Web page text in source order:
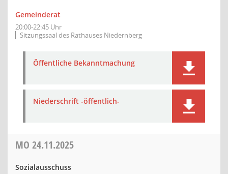
Gemeinderat
20:00-22:45 Uhr
Sitzungssaal des Rathauses Niedernberg
Öffentliche Bekanntmachung
Niederschrift -öffentlich-
MO 24.11.2025
Sozialausschuss